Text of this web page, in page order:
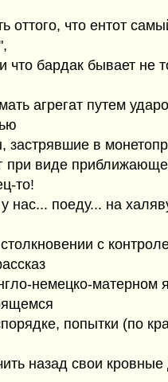
оттого, что ентот
что бардак бывает не
агрегат путем
застрявшие в
при виде
то!
нас... поеду... на
с
немецко-матерном
попытки (по
назад свои